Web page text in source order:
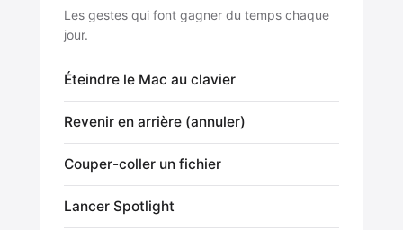
Les gestes qui font gagner du temps chaque
jour.
Éteindre le Mac au clavier
Revenir en arrière (annuler)
Couper-coller un fichier
Lancer Spotlight